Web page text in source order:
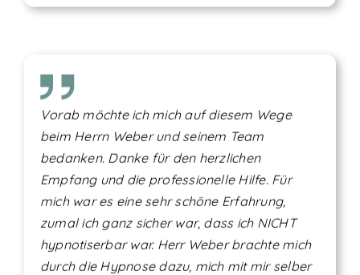
Vorab möchte ich mich auf diesem Wege
beim Herrn Weber und seinem Team
bedanken. Danke für den herzlichen
Empfang und die professionelle Hilfe. Für
mich war es eine sehr schöne Erfahrung,
zumal ich ganz sicher war, dass ich NICHT
hypnotiserbar war. Herr Weber brachte mich
durch die Hypnose dazu, mich mit mir selber